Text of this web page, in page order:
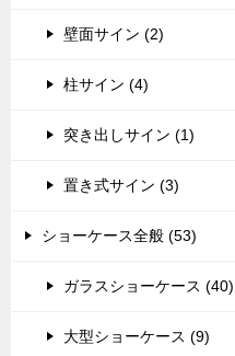
壁面サイン (2)
柱サイン (4)
突き出しサイン (1)
置き式サイン (3)
ショーケース全般 (53)
ガラスショーケース (40)
大型ショーケース (9)